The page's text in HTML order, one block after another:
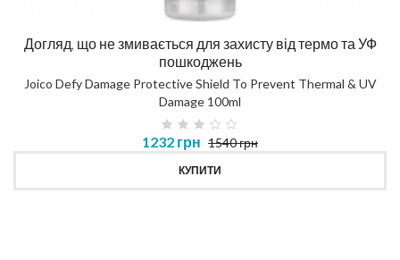
Догляд, що не змивається для захисту від термо та УФ
пошкоджень
Joico Defy Damage Protective Shield To Prevent Thermal & UV
Damage 100ml
1232 грн 1540 грн
КУПИТИ